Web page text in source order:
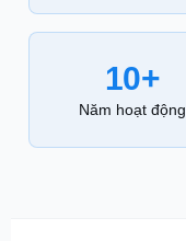
10+
Năm hoạt động